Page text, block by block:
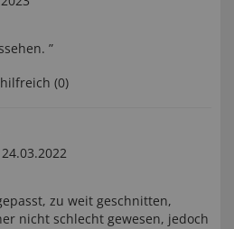
”
(0)
24.03.2022
zu weit geschnitten,
nicht schlecht gewesen, jedoch